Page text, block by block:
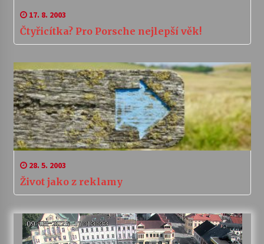
17. 8. 2003
Čtyřicítka? Pro Porsche nejlepší věk!
28. 5. 2003
Život jako z reklamy